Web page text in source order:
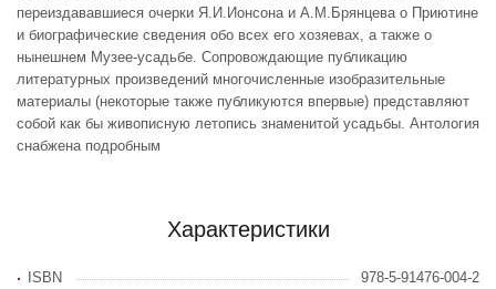
переиздававшиеся очерки Я.И.Ионсона и А.М.Брянцева о Приютине
и биографические сведения обо всех его хозяевах, а также о
нынешнем Музее-усадьбе. Сопровождающие публикацию
литературных произведений многочисленные изобразительные
материалы (некоторые также публикуются впервые) представляют
собой как бы живописную летопись знаменитой усадьбы. Антология
снабжена подробным
Характеристики
ISBN
978-5-91476-004-2